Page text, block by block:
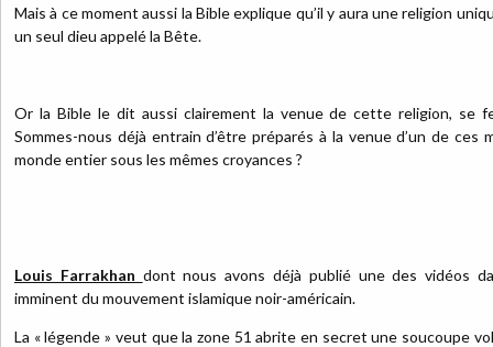
Mais à ce moment aussi la Bible explique qu’il y aura une religion
un seul dieu appelé la Bête.
Or la Bible le dit aussi clairement la venue de cette religion, se
Sommes-nous déjà entrain d’être préparés à la venue d’un de ces
monde entier sous les mêmes croyances ?
Louis Farrakhan dont nous avons déjà publié une des vidéos
imminent du mouvement islamique noir-américain.
La « légende » veut que la zone 51 abrite en secret une soucoupe